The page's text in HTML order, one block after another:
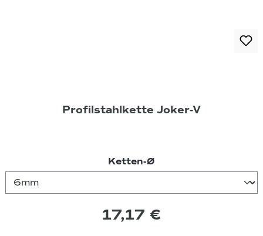
Profilstahlkette Joker-V
Ketten-Ø
17,17 €